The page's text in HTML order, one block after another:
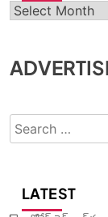
Archives
Search
for:
LATEST